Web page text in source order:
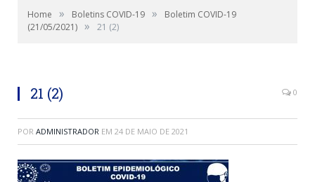
Home » Boletins COVID-19 »
Boletim COVID-19
(21/05/2021) » 21 (2)
21 (2) 0
POR ADMINISTRADOR EM 24 DE MAIO DE 2021